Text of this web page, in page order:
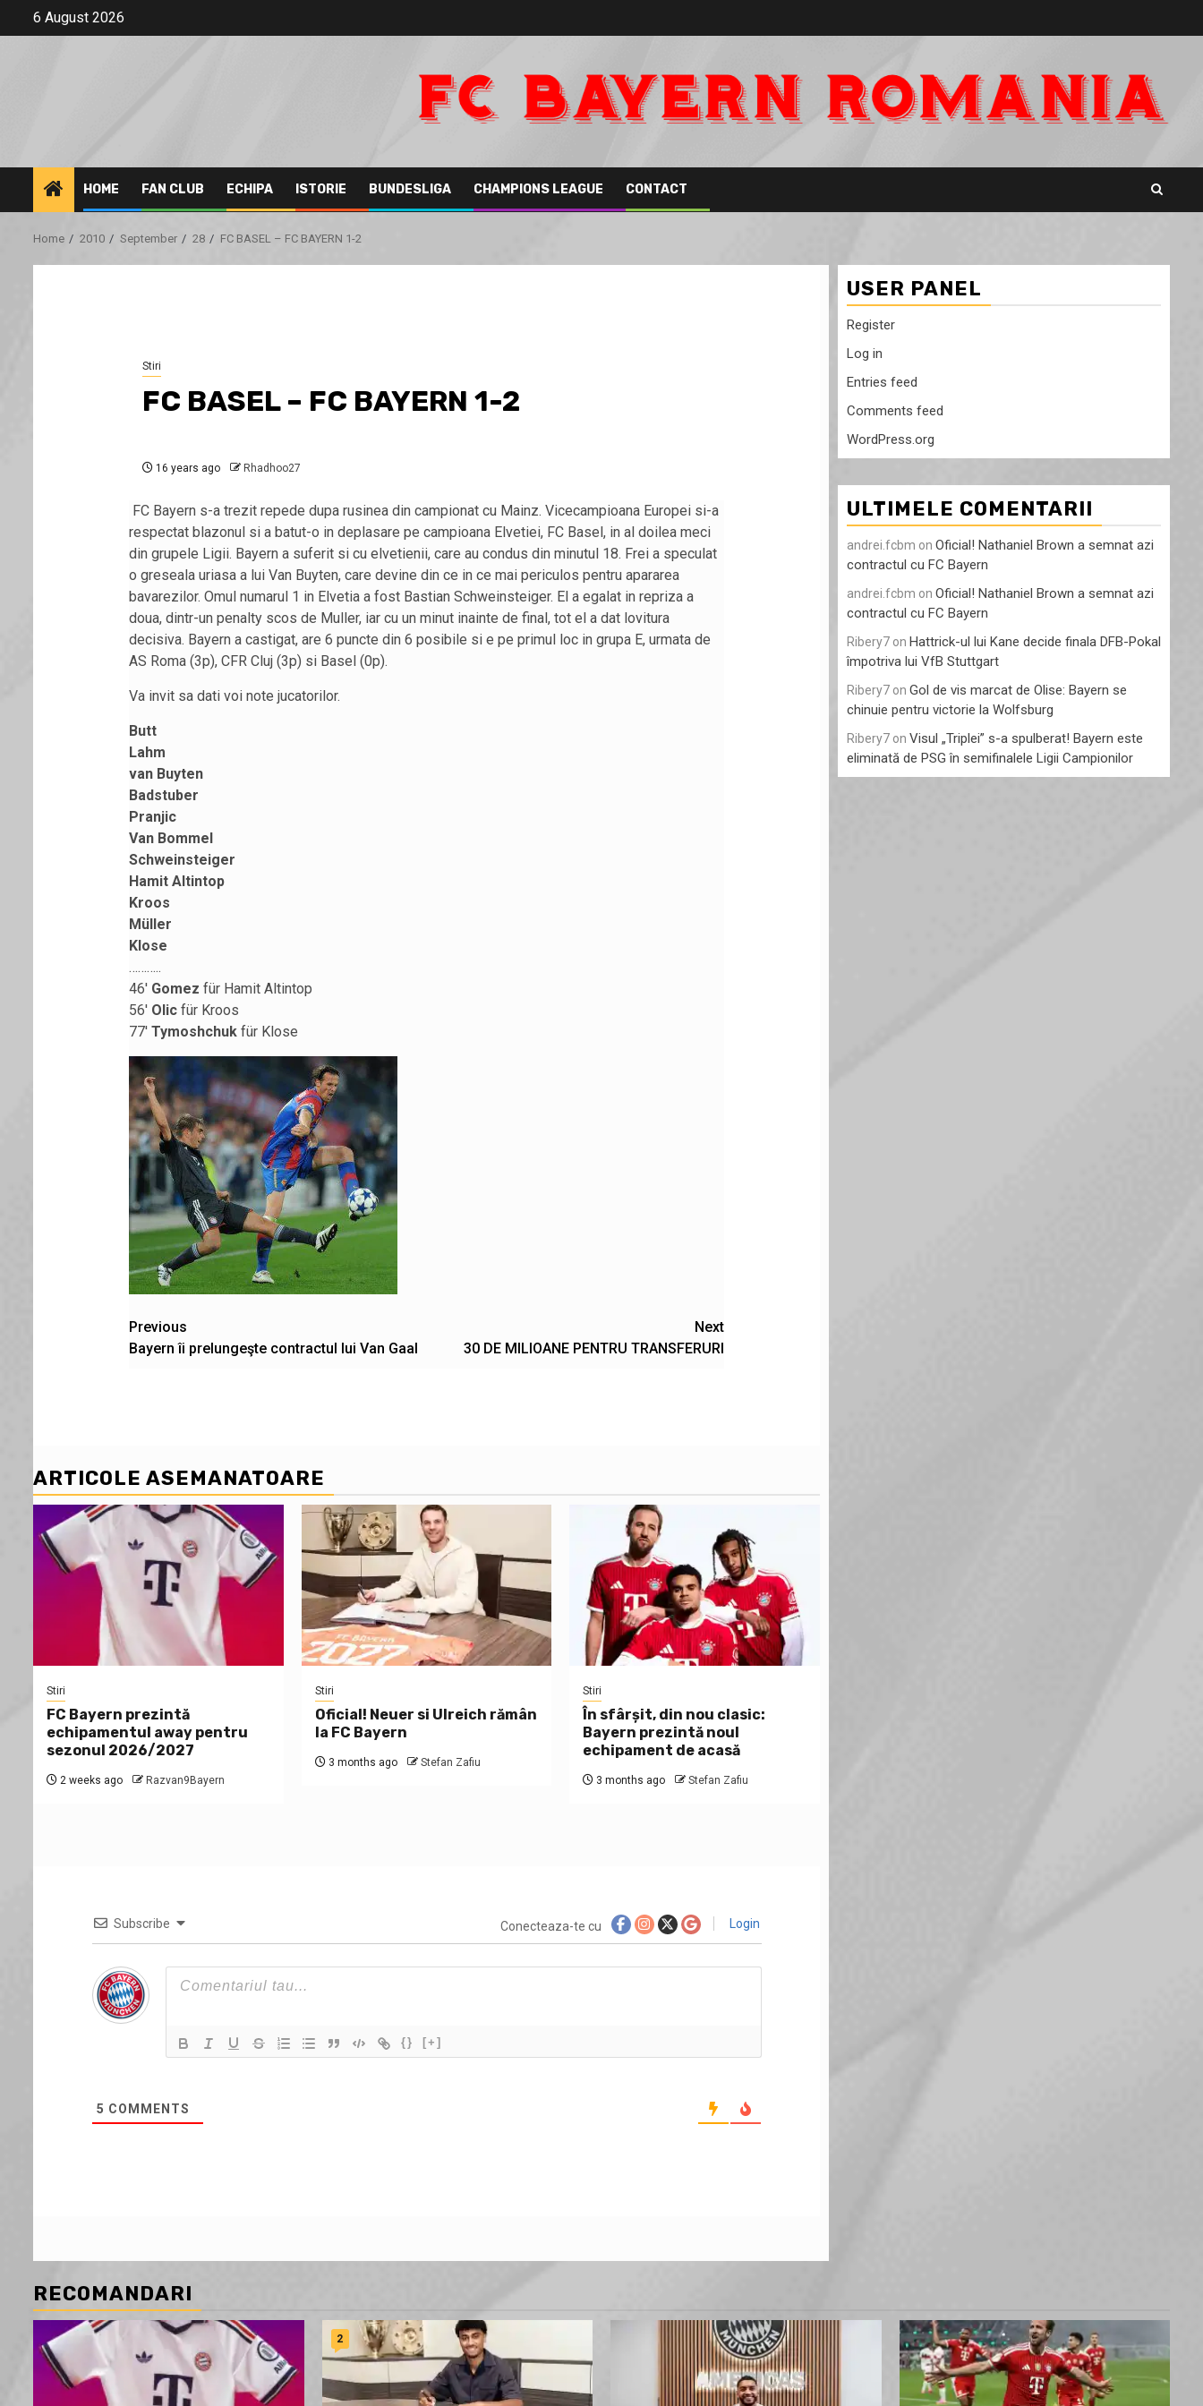
6 August 2026
HOME FAN CLUB ECHIPA ISTORIE BUNDESLIGA CHAMPIONS LEAGUE CONTACT
Home 2010 September 28 FC BASEL – FC BAYERN 1-2
Stiri
FC BASEL – FC BAYERN 1-2
16 years ago Rhadhoo27
FC Bayern s-a trezit repede dupa rusinea din campionat cu Mainz. Vicecampioana Europei si-a
respectat blazonul si a batut-o in deplasare pe campioana Elvetiei, FC Basel, in al doilea meci
din grupele Ligii. Bayern a suferit si cu elvetienii, care au condus din minutul 18. Frei a speculat
o greseala uriasa a lui Van Buyten, care devine din ce in ce mai periculos pentru apararea
bavarezilor. Omul numarul 1 in Elvetia a fost Bastian Schweinsteiger. El a egalat in repriza a
doua, dintr-un penalty scos de Muller, iar cu un minut inainte de final, tot el a dat lovitura
decisiva. Bayern a castigat, are 6 puncte din 6 posibile si e pe primul loc in grupa E, urmata de
AS Roma (3p), CFR Cluj (3p) si Basel (0p).
Va invit sa dati voi note jucatorilor.
Butt
Lahm
van Buyten
Badstuber
Pranjic
Van Bommel
Schweinsteiger
Hamit Altintop
Kroos
Müller
Klose
………..
46′ Gomez für Hamit Altintop
56′ Olicfür Kroos
77′ Tymoshchukfür Klose
Post
navigation
Previous
Bayern îi prelungeşte contractul lui Van Gaal
Next
30 DE MILIOANE PENTRU TRANSFERURI
ARTICOLE ASEMANATOARE
Stiri
FC Bayern prezintă
echipamentul away pentru
sezonul 2026/2027
2 weeks ago Razvan9Bayern
Stiri
Oficial! Neuer si Ulreich rămân
la FC Bayern
3 months ago Stefan Zafiu
Stiri
În sfârșit, din nou clasic:
Bayern prezintă noul
echipament de acasă
3 months ago Stefan Zafiu
Subscribe Conecteaza-te cu Login
{} [+]
5 COMMENTS
USER PANEL
Register
Log in
Entries feed
Comments feed
WordPress.org
ULTIMELE COMENTARII
andrei.fcbm on Oficial! Nathaniel Brown a semnat azi
contractul cu FC Bayern
andrei.fcbm on Oficial! Nathaniel Brown a semnat azi
contractul cu FC Bayern
Ribery7 on Hattrick-ul lui Kane decide finala DFB-Pokal
împotriva lui VfB Stuttgart
Ribery7 on Gol de vis marcat de Olise: Bayern se
chinuie pentru victorie la Wolfsburg
Ribery7 on Visul „Triplei” s-a spulberat! Bayern este
eliminată de PSG în semifinalele Ligii Campionilor
RECOMANDARI
2